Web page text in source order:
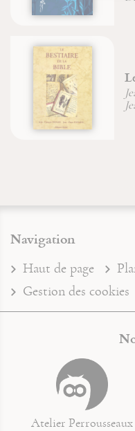
Navigation
Haut de page
Gestion des cookies
Atelier Perrousseaux